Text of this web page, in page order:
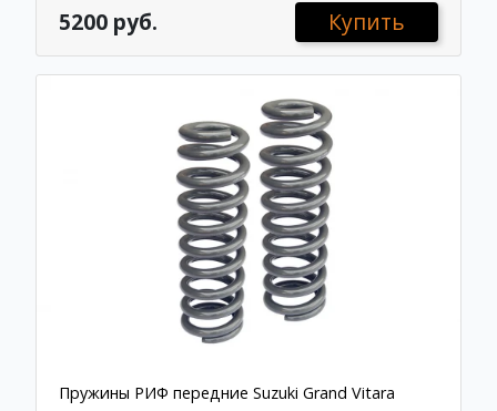
5200 руб. Купить
Пружины РИФ передние Suzuki Grand Vitara